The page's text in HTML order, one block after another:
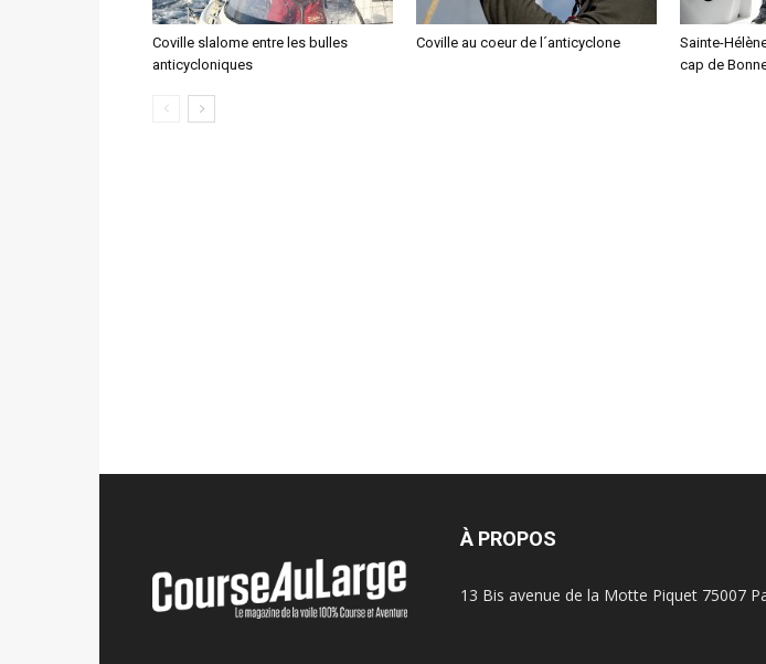
Coville slalome entre les bulles
anticycloniques
Coville au coeur de l´anticyclone
Sainte-
cap de
À PROPOS
13 Bis avenue de la Motte Piquet 75007